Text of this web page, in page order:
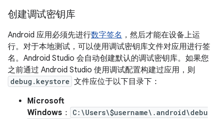
创建调试密钥库
Android 应用必须先进行数字签名 ，然后才能在设备上运
行。对于本地测试，可以使用调试密钥库文件对应用进行签
名。Android Studio 会自动创建默认的调试密钥库。如果您
之前通过 Android Studio 使用调试配置构建过应用，则
debug.keystore 文件应位于以下目录下：
Microsoft
Windows ：
C:\Users\$username\.android\debu